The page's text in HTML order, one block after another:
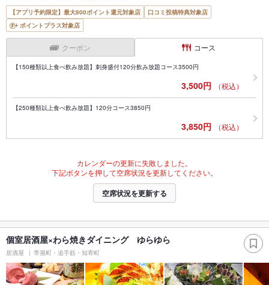
【アプリ予約限定】最大800ポイント還元対象店
口コミ投稿特典対象店
ポイントプラス対象店
クーポン コース
【150種類以上食べ飲み放題】刺身盛付120分飲み放題コース3500円
3,500円 （税込）
【250種類以上食べ飲み放題】120分コース3850円
3,850円 （税込）
カレンダーの更新に失敗しました。
下記ボタンを押して空席状況を更新してください。
空席状況を更新する
個室居酒屋×わら焼きダイニング ゆらゆら
居酒屋 帯屋町・追手筋・知寄町